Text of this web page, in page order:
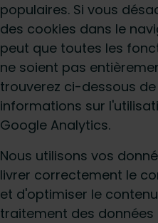
populaires. Si vous
des cookies dans le
peut que toutes les
ne soient pas
trouverez ci-dessous
informations sur
Google Analytics.
Nous utilisons vos
livrer correctement le
et d'optimiser le
traitement des